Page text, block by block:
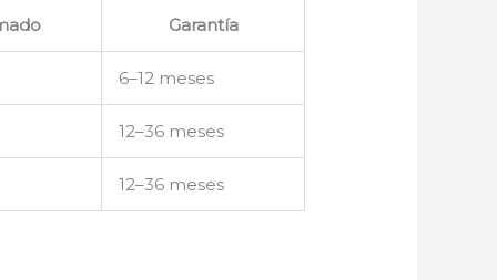
Garantía
6–12 meses
12–36 meses
12–36 meses